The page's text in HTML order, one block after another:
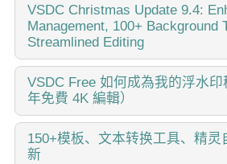
最突出的新增功能是一套革命性的GPS
上任何其他视频编辑器都无法比拟的功
动相机（GoPro、Garmin等）、无人机
数据设备的所有者，这正是您期待已久
些设备，也不要划走，因为对于所有编
功能和改进要分享！
published Amy Shao 6/10/25 等待全新
结束了！这次更新不只是又一个版本
VSDC 10.1 更新：進階 HDR、GPS 遙
需求的各種新範本和工具 一个标志着转
在您喜爱的VSDC基础上实现的重大飞
VSDC...
VSDC Christmas Update 9.4:
Management, 100+ Background
Streamlined Editing
这个节日季，迎接全新的开始！VSDC
的9.4版本。我们倾听了您的建议，专注
具，同时为明年更多创新功能奠定基础
100...
VSDC Free 如何成為我的浮水
年免費 4K 編輯）
你好，我是Mattea Wharton，來自西雅
者。整整三年，我一直在與那些會在我
150+模板、文本转换工具、精
新